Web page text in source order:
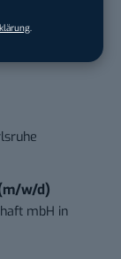
.
w/d)
mbH in